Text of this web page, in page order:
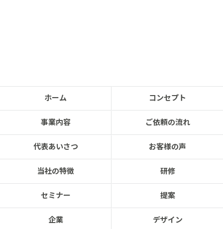
ホーム コンセプト
事業内容 ご依頼の流れ
代表あいさつ お客様の声
当社の特徴 研修
セミナー 提案
企業 デザイン